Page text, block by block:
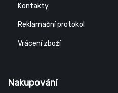
Kontakty
Reklamační protokol
Vrácení zboží
Nakupování